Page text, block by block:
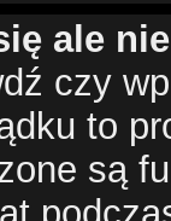
ale
czy
to
są